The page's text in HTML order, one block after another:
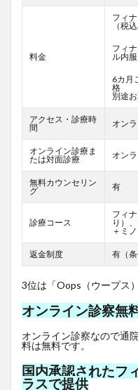
料金
フィ
（税
フィ
ル内
6カ月
格
別途
アクセス・診療時
間
オン
オンライン診療ま
たは対面診療
オン
無料カウンセリン
グ
有
診療コース
フィ
り）
＋ミ
返金制度 有（条
3位は「Oops（ウープス）
オンライン診察無
オンライン診察なので通
料は無料です。
国内承認されたフ
ラスで提供